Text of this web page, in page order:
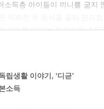
소득층 아이들이 끼니를 굶지
카드를 내미는 부끄러운 손
기본소득이 필요한 국가를
자서도 밥을 잘 챙겨먹고 있었
립생활 이야기, ‘디귿’
소득